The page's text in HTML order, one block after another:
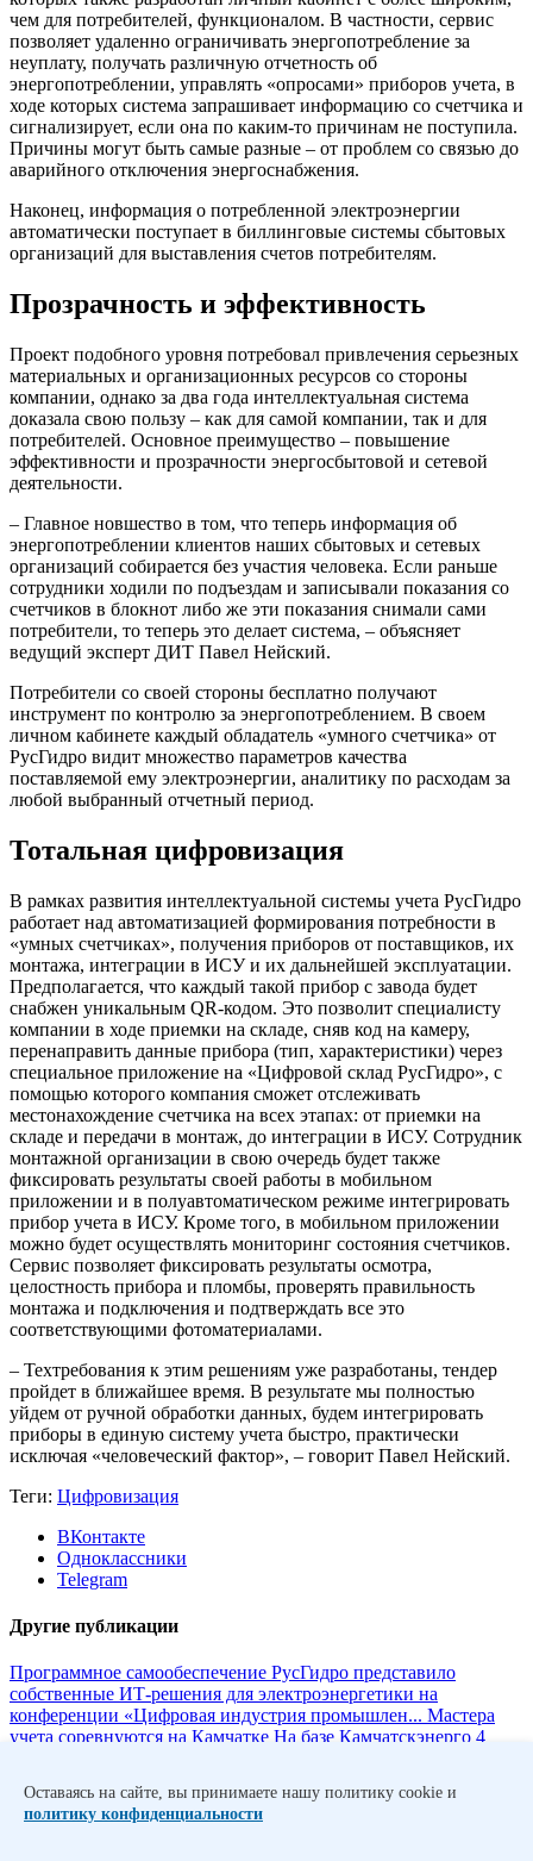
чем для потребителей, функционалом. В частности, сервис
позволяет удаленно ограничивать энергопотребление за
неуплату, получать различную отчетность об
энергопотреблении, управлять «опросами» приборов учета, в
ходе которых система запрашивает информацию со счетчика и
сигнализирует, если она по каким-то причинам не поступила.
Причины могут быть самые разные – от проблем со связью до
аварийного отключения энергоснабжения.
Наконец, информация о потребленной электроэнергии
автоматически поступает в биллинговые системы сбытовых
организаций для выставления счетов потребителям.
Прозрачность и эффективность
Проект подобного уровня потребовал привлечения серьезных
материальных и организационных ресурсов со стороны
компании, однако за два года интеллектуальная система
доказала свою пользу – как для самой компании, так и для
потребителей. Основное преимущество – повышение
эффективности и прозрачности энергосбытовой и сетевой
деятельности.
– Главное новшество в том, что теперь информация об
энергопотреблении клиентов наших сбытовых и сетевых
организаций собирается без участия человека. Если раньше
сотрудники ходили по подъездам и записывали показания со
счетчиков в блокнот либо же эти показания снимали сами
потребители, то теперь это делает система, – объясняет
ведущий эксперт ДИТ Павел Нейский.
Потребители со своей стороны бесплатно получают
инструмент по контролю за энергопотреблением. В своем
личном кабинете каждый обладатель «умного счетчика» от
РусГидро видит множество параметров качества
поставляемой ему электроэнергии, аналитику по расходам за
любой выбранный отчетный период.
Тотальная цифровизация
В рамках развития интеллектуальной системы учета РусГидро
работает над автоматизацией формирования потребности в
«умных счетчиках», получения приборов от поставщиков, их
монтажа, интеграции в ИСУ и их дальнейшей эксплуатации.
Предполагается, что каждый такой прибор с завода будет
снабжен уникальным QR-кодом. Это позволит специалисту
компании в ходе приемки на складе, сняв код на камеру,
перенаправить данные прибора (тип, характеристики) через
специальное приложение на «Цифровой склад РусГидро», с
помощью которого компания сможет отслеживать
местонахождение счетчика на всех этапах: от приемки на
складе и передачи в монтаж, до интеграции в ИСУ. Сотрудник
монтажной организации в свою очередь будет также
фиксировать результаты своей работы в мобильном
приложении и в полуавтоматическом режиме интегрировать
прибор учета в ИСУ. Кроме того, в мобильном приложении
можно будет осуществлять мониторинг состояния счетчиков.
Сервис позволяет фиксировать результаты осмотра,
целостность прибора и пломбы, проверять правильность
монтажа и подключения и подтверждать все это
соответствующими фотоматериалами.
– Техтребования к этим решениям уже разработаны, тендер
пройдет в ближайшее время. В результате мы полностью
уйдем от ручной обработки данных, будем интегрировать
приборы в единую систему учета быстро, практически
исключая «человеческий фактор», – говорит Павел Нейский.
Теги: Цифровизация
ВКонтакте
Одноклассники
Telegram
Другие публикации
Программное самообеспечение РусГидро представило
собственные ИТ-решения для электроэнергетики на
конференции «Цифровая индустрия промышлен... Мастера
учета соревнуются на Камчатке На базе Камчатскэнерго 4
нормальный В РусГидро стартовал проект по мониторингу
ЛЭП с помощью беспилотников.
Оставаясь на сайте, вы принимаете нашу политику cookie и
политику конфиденциальности